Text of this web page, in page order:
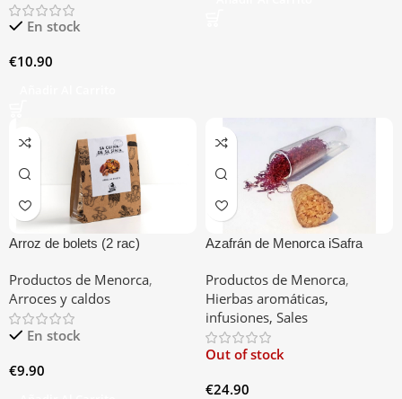
En stock
€10.90
Arroz de bolets (2 rac)
Productos de Menorca,
Arroces y caldos
En stock
€9.90
Azafrán de Menorca iSafra
Productos de Menorca,
Hierbas aromáticas,
infusiones, Sales
Out of stock
€24.90